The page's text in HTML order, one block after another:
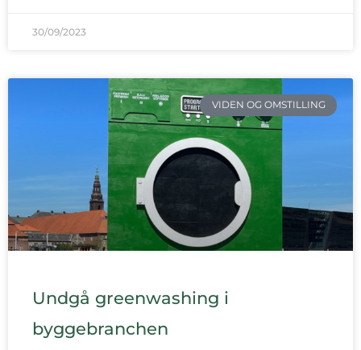
30/09/2023
VIDEN OG OMSTILLING
Undgå greenwashing i
byggebranchen